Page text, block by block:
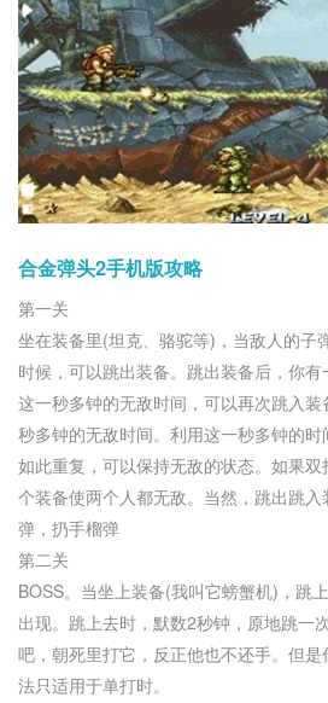
合金弹头2手机版攻略
第一关
坐在装备里(坦克、骆驼等)，当敌人的子
时候，可以跳出装备。跳出装备后，你
这一秒多钟的无敌时间，可以再次跳入
秒多钟的无敌时间。利用这一秒多钟的时
如此重复，可以保持无敌的状态。如果
个装备使两个人都无敌。当然，跳出跳
弹，扔手榴弹
第二关
BOSS。当坐上装备(我叫它螃蟹机)，跳
出现。跳上去时，默数2秒钟，原地跳一
吧，朝死里打它，反正他也不还手。但
法只适用于单打时。